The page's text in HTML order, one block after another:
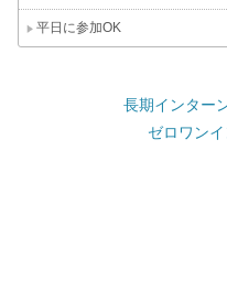
平日に参加OK
長期インター
ゼロワン